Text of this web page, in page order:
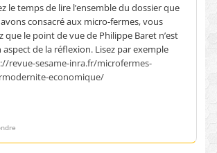
le temps de lire l’ensemble du dossier que
consacré aux micro-fermes, vous
que le point de vue de Philippe Baret n’est
aspect de la réflexion. Lisez par exemple
revue-sesame-inra.fr/microfermes-
economique/